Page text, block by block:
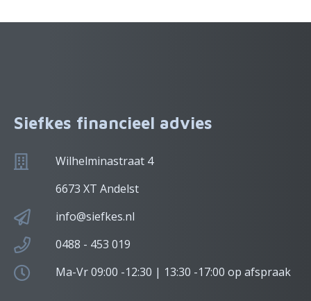
Siefkes financieel advies
Wilhelminastraat 4
6673 XT Andelst
info@siefkes.nl
0488 - 453 019
Ma-Vr 09:00 -12:30 | 13:30 -17:00 op afspraak